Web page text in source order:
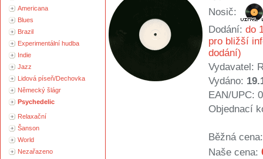
Americana
Blues
Brazil
Experimentální hudba
Indie
Jazz
Lidová píseň/Dechovka
Německý šlágr
Psychedelic
Relaxační
Šanson
World
Nezařazeno
Nosič:
Dodání: do
pro bližší
dodání)
Vydavatel:
Vydáno:
EAN/UPC:
Objednací
Běžná cena:
Naše cena: